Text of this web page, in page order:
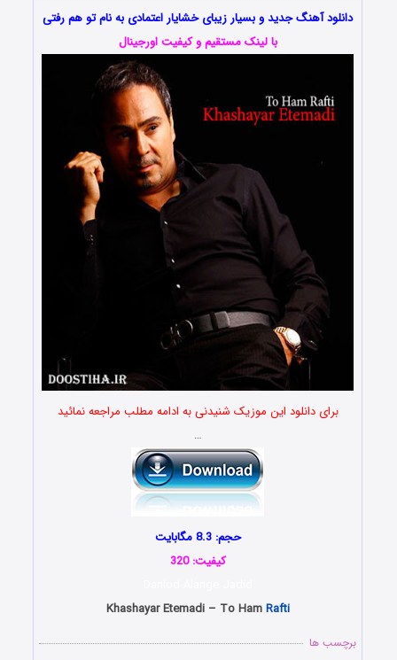
دانلود آهنگ جدید و بسیار زیبای خشایار اعتمادی به نام تو هم رفتی
با لینک مستقیم و کیفیت اورجینال
برای دانلود این موزیک شنیدنی به ادامه مطلب مراجعه نمائید
…
حجم: 8.3 مگابایت
کیفیت: 320
Khashayar Etemadi – To HamRafti
برچسب ها